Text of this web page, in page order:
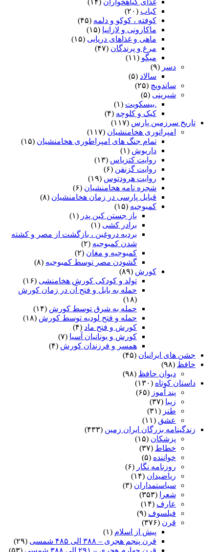
کباب (۲۰)
کوفته ، کوکو و دلمه (۴۵)
ماکارونی و لازانیا (۱۵)
ماهی و غذاهای دریایی (۱۵)
مرغ و پرندگان (۴۷)
میگو (۱۱)
دسر (۹)
سالاد (۵)
ساندویچ (۲۵)
شیرینی (۵)
.بیسکویت (۱)
کیک و کلوچه (۴)
تاریخ سرزمین پارس (۱۱۷)
امپراتوری هخامنشیان (۱۱۷)
تمام جنگ های امپراطوری هخامنشیان (۱۵)
داریوش (۱)
روایت کتزیاس (۱۳)
روایت گزنفن (۶)
روایت هرودتوس (۱۹)
شجره نامه هخامنشیان (۶)
قبایل پارسی در زمان هخامنشیان (۸)
کمبوجیه (۱۵)
باز جستن کین پدر (۱)
برادر کشی (۱)
بردیه دروغین ، بازگشت از مصر و کشته
شدن کمبوجیه (۲)
کمبوجیه و مغان (۲)
گشودن مصر توسط کمبوجیه (۸)
کورش (۸۹)
تولد و کودکی کورش هخامنشی (۱۶)
حمله به بابل و فتح آن در زمان کورش
(۱۸)
حمله به شرق توسط کورش (۱۴)
حمله و فتح لودیه توسط کورش (۱۸)
کورش و فتح ماد (۴)
کورش و یونانیان آسیا (۷)
همسر و فرزندان کورش (۴)
جشن های ایرانیان (۴۵)
حافظ (۹۸)
دیوان حافظ (۹۸)
داستان کوتاه (۱۳۰)
پند آموز (۶۵)
زیبا (۳۷)
طنز (۳۱)
عشق (۱۱)
زندگینامه بزرگان ایران زمین (۴۳۳)
پزشکان (۱۵)
خطاط (۳۷)
خواننده (۵)
روزنامه نگار (۶)
ریاضیدان (۱۴)
سیاستمداران (۳)
شعرا
(۳۵۳)
عارف (۱۴)
فیلسوف (۹)
قرن (۳۷۶)
پیش از اسلام (۱)
قرن پنجم هجری – ۳۸۸ الی ۴۸۵ شمسی
(۲۹)
قرن چهارم هجری – ۲۹۱ الی ۳۸۸ شمسی
(۵۳)